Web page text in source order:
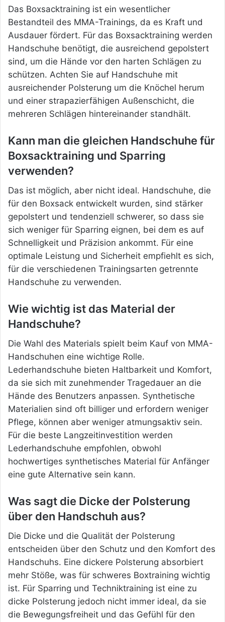
Das Boxsacktraining ist ein wesentlicher
Bestandteil des MMA-Trainings, da es Kraft und
Ausdauer fördert. Für das Boxsacktraining werden
Handschuhe benötigt, die ausreichend gepolstert
sind, um die Hände vor den harten Schlägen zu
schützen. Achten Sie auf Handschuhe mit
ausreichender Polsterung um die Knöchel herum
und einer strapazierfähigen Außenschicht, die
mehreren Schlägen hintereinander standhält.
Kann man die gleichen Handschuhe für
Boxsacktraining und Sparring
verwenden?
Das ist möglich, aber nicht ideal. Handschuhe, die
für den Boxsack entwickelt wurden, sind stärker
gepolstert und tendenziell schwerer, so dass sie
sich weniger für Sparring eignen, bei dem es auf
Schnelligkeit und Präzision ankommt. Für eine
optimale Leistung und Sicherheit empfiehlt es sich,
für die verschiedenen Trainingsarten getrennte
Handschuhe zu verwenden.
Wie wichtig ist das Material der
Handschuhe?
Die Wahl des Materials spielt beim Kauf von MMA-
Handschuhen eine wichtige Rolle.
Lederhandschuhe bieten Haltbarkeit und Komfort,
da sie sich mit zunehmender Tragedauer an die
Hände des Benutzers anpassen. Synthetische
Materialien sind oft billiger und erfordern weniger
Pflege, können aber weniger atmungsaktiv sein.
Für die beste Langzeitinvestition werden
Lederhandschuhe empfohlen, obwohl
hochwertiges synthetisches Material für Anfänger
eine gute Alternative sein kann.
Was sagt die Dicke der Polsterung
über den Handschuh aus?
Die Dicke und die Qualität der Polsterung
entscheiden über den Schutz und den Komfort des
Handschuhs. Eine dickere Polsterung absorbiert
mehr Stöße, was für schweres Boxtraining wichtig
ist. Für Sparring und Techniktraining ist eine zu
dicke Polsterung jedoch nicht immer ideal, da sie
die Bewegungsfreiheit und das Gefühl für den